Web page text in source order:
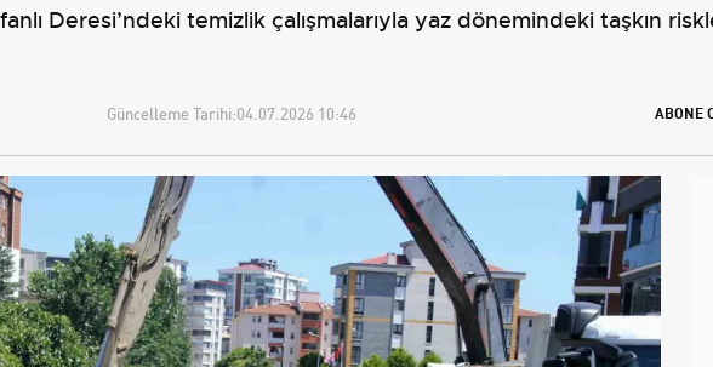
Deresi’ndeki temizlik çalışmalarıyla yaz dönemindeki taşkın
Güncelleme Tarihi:04.07.2026 10:46 ABONE